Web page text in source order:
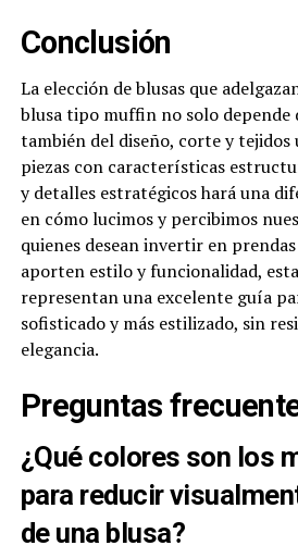
Conclusión
La elección de blusas que
blusa tipo muffin no solo depende
también del diseño, corte y
piezas con características
y detalles estratégicos hará una
en cómo lucimos y percibimos
quienes desean invertir en
aporten estilo y funcionalidad,
representan una excelente guía
sofisticado y más estilizado, sin
elegancia.
Preguntas
¿Qué colores son los
para reducir
de una blusa?